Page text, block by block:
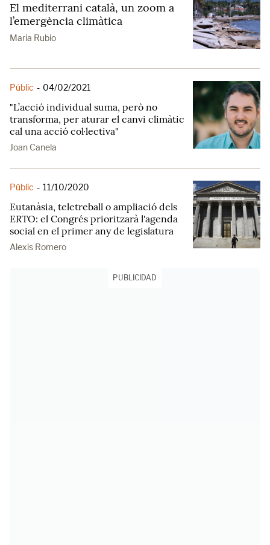
El mediterrani català, un zoom a
l’emergència climàtica
Maria Rubio
Públic - 04/02/2021
"L’acció individual suma, però no
transforma, per aturar el canvi climàtic
cal una acció col·lectiva"
Joan Canela
Públic - 11/10/2020
Eutanàsia, teletreball o ampliació dels
ERTO: el Congrés prioritzarà l'agenda
social en el primer any de legislatura
Alexis Romero
PUBLICIDAD